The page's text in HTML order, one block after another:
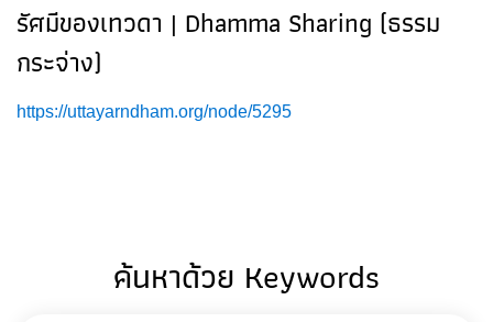
รัศมีของเทวดา | Dhamma Sharing (ธรรม
กระจ่าง)
https://uttayarndham.org/node/5295
ค้นหาด้วย Keywords